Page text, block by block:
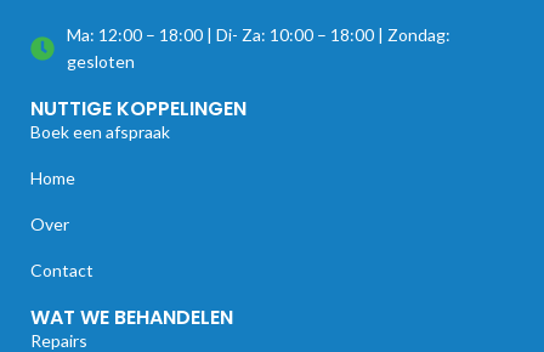
Ma: 12:00 – 18:00 | Di- Za: 10:00 – 18:00 | Zondag:
gesloten
NUTTIGE KOPPELINGEN
Boek een afspraak
Home
Over
Contact
WAT WE BEHANDELEN
Repairs